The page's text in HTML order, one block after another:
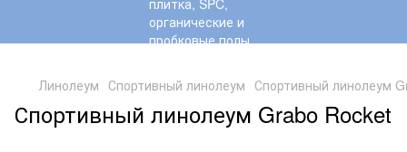
Линолеум Спортивный линолеум Спортивный линолеум
Спортивный линолеум Grabo Rocket